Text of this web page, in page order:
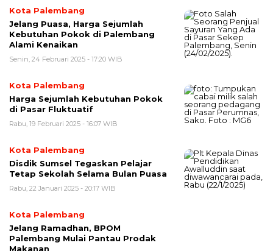
Kota Palembang
Jelang Puasa, Harga Sejumlah
Kebutuhan Pokok di Palembang
Alami Kenaikan
Senin, 24 Februari 2025 - 17:20 WIB
Kota Palembang
Harga Sejumlah Kebutuhan Pokok
di Pasar Fluktuatif
Rabu, 19 Februari 2025 - 16:07 WIB
Kota Palembang
Disdik Sumsel Tegaskan Pelajar
Tetap Sekolah Selama Bulan Puasa
Rabu, 22 Januari 2025 - 20:17 WIB
Kota Palembang
Jelang Ramadhan, BPOM
Palembang Mulai Pantau Prodak
Makanan